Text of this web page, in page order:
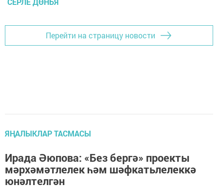
Перейти на страницу новости
ЯҢАЛЫКЛАР ТАСМАСЫ
Ирада Әюпова: «Без бергә» проекты
мәрхәмәтлелек һәм шәфкатьлелеккә
юнәлтелгән